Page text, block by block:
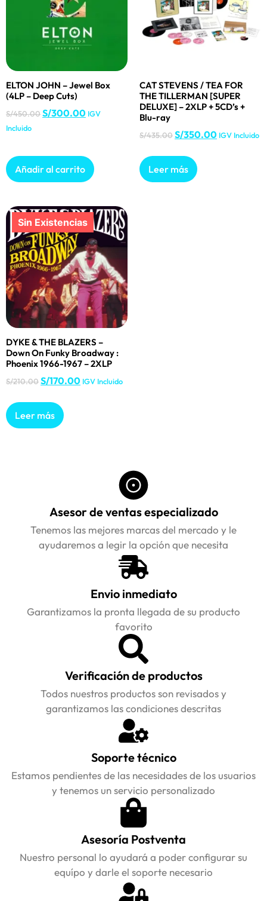
ELTON JOHN – Jewel Box
(4LP – Deep Cuts)
S/450.00S/300.00 IGV
Incluido
Añadir al carrito
CAT STEVENS / TEA FOR
THE TILLERMAN [SUPER
DELUXE] – 2XLP + 5CD’s +
Blu-ray
S/435.00S/350.00 IGV Incluido
Leer más
DYKE & THE BLAZERS –
Down On Funky Broadway :
Phoenix 1966-1967 – 2XLP
S/210.00S/170.00 IGV Incluido
Leer más
Asesor de ventas especializado
Tenemos las mejores marcas del mercado y le
ayudaremos a legir la opción que necesita
Envio inmediato
Garantizamos la pronta llegada de su producto
favorito
Verificación de productos
Todos nuestros productos son revisados y
garantizamos las condiciones descritas
Soporte técnico
Estamos pendientes de las necesidades de los usuarios
y tenemos un servicio personalizado
Asesoría Postventa
Nuestro personal lo ayudará a poder configurar su
equípo y darle el soporte necesario